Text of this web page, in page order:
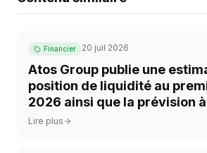
Financier 20 juil 2026
Atos Group publie une
position de liquidité au
2026 ainsi que la prévision
Lire plus